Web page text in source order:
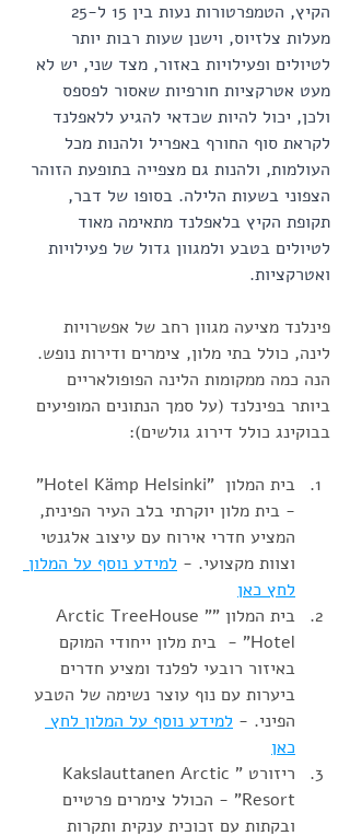
מעלות צלזיוס, וישנן שעות רבות יותר
לטיולים ופעילויות באזור, מצד שני, יש לא
מעט אטרקציות חורפיות שאסור לפספס
ולכן, יכול להיות שכדאי להגיע ללאפלנד
לקראת סוף החורף באפריל ולהנות מכל
העולמות, ולהנות גם מצפייה בתופעת הזוהר
הצפוני בשעות הלילה. בסופו של דבר,
תקופת הקיץ בלאפלנד מתאימה מאוד
לטיולים בטבע ולמגוון גדול של פעילויות
ואטרקציות.
פינלנד מציעה מגוון רחב של אפשרויות
לינה, כולל בתי מלון, צימרים ודירות נופש.
הנה כמה ממקומות הלינה הפופולאריים
ביותר בפינלנד (על סמך הנתונים המופיעים
בבוקינג כולל דירוג גולשים):
בית המלון  "Hotel Kämp Helsinki"
- בית מלון יוקרתי בלב העיר הפינית,
המציע חדרי אירוח עם עיצוב אלגנטי
וצוות מקצועי. - למידע נוסף על המלון
לחץ כאן
בית המלון ""Arctic TreeHouse
Hotel" -  בית מלון ייחודי המוקם
באיזור רובעי לפלנד ומציע חדרים
ביערות עם נוף עוצר נשימה של הטבע
הפיני. - למידע נוסף על המלון לחץ
כאן
ריזורט "Kakslauttanen Arctic
Resort" - הכולל צימרים פרטיים
ובקתות עם זכוכית ענקית ותקרות